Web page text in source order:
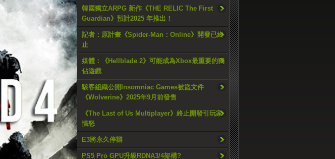
韓國獨立ARPG 新作《THE RELIC The First
Guardian》預計2025 年推出！
記者：原計畫《Spider-Man：Online》開發已終
止
媒體：《Hellblade 2》可能成為Xbox最重要的獨
佔遊戲
駭客組織公開Insomniac Games被盜文件
《Wolverine》2025年9月前發售
《The Last of Us Multiplayer》終止開發引玩家
憤怒
E3將永久停辦
PS5 Pro GPU升級RDNA3/4架構?